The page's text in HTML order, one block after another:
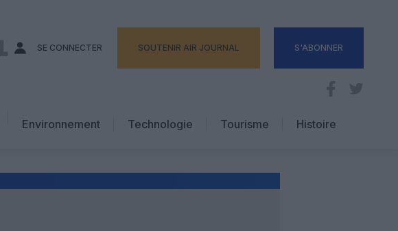
SE CONNECTER SOUTENIR AIR JOURNAL S'ABONNER
Environnement Technologie
Tourisme
Hôtellerie
Histoire